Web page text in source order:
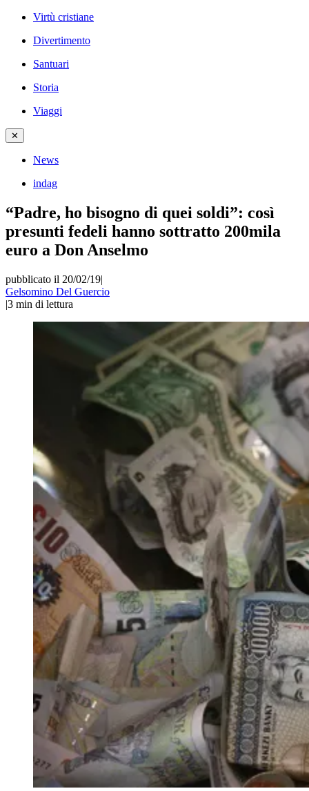
Virtù cristiane
Divertimento
Santuari
Storia
Viaggi
✕
News
indag
“Padre, ho bisogno di quei soldi”: così
presunti fedeli hanno sottratto 200mila
euro a Don Anselmo
pubblicato il 20/02/19|
Gelsomino Del Guercio
|3 min di lettura